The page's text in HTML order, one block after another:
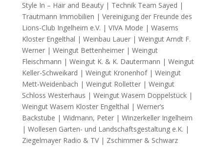
Style In – Hair and Beauty | Technik Team Sayed |
Trautmann Immobilien | Vereinigung der Freunde des
Lions-Club Ingelheim e.V. | VIVA Mode | Wasems
Kloster Engelthal | Weinbau Lauer | Weingut Arndt F.
Werner | Weingut Bettenheimer | Weingut
Fleischmann | Weingut K. & K. Dautermann | Weingut
Keller-Schweikard | Weingut Kronenhof | Weingut
Mett-Weidenbach | Weingut Rolletter | Weingut
Schloss Westerhaus | Weingut Wasem Doppelstück |
Weingut Wasem Kloster Engelthal | Werner’s
Backstube | Widmann, Peter | Winzerkeller Ingelheim
| Wollesen Garten- und Landschaftsgestaltung e.K. |
Ziegelmayer Radio & TV | Zschimmer & Schwarz